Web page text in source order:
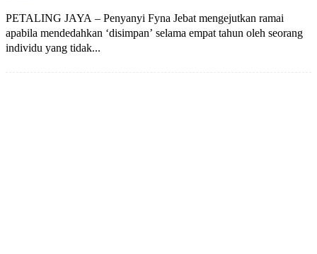
PETALING JAYA – Penyanyi Fyna Jebat mengejutkan ramai
apabila mendedahkan ‘disimpan’ selama empat tahun oleh seorang
individu yang tidak...